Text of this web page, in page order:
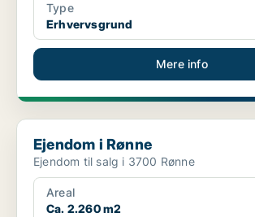
Type
Erhvervsgrund
Mere info
Ejendom i Rønne
Ejendom i Rønne
Ejendom til salg i 3700 Rønne
Areal
Ca. 2.260 m2